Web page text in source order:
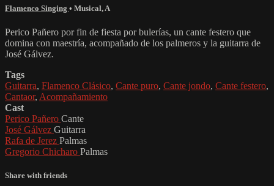
Flamenco Singing • Musical, A
Perico Pañero por fin de fiesta por bulerías, un cante festero que
domina con maestría, acompañado de los palmeros y la guitarra de
José Gálvez.
Tags
Guitarra, Flamenco Clásico, Cante puro, Cante jondo, Cante festero,
Cantaor, Acompañamiento
Cast
Perico Pañero Cante
José Gálvez Guitarra
Rafa de Jerez Palmas
Gregorio Chicharo Palmas
Share with friends